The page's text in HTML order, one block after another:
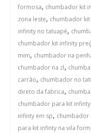
formosa, chumbador kit
zona leste, chumbador
infinity no tatuapé,
chumbador kit infinity
mim, chumbador na
chumbador na zl,
carrão, chumbador no
direto da fabrica,
chumbador para kit
infinty em sp, chumbador
para kit infinty na vila